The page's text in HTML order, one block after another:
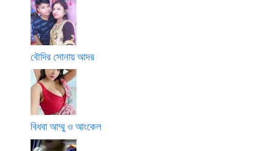
বৌদির সোনায় আদর
বিধবা আম্মু ও আংকেল